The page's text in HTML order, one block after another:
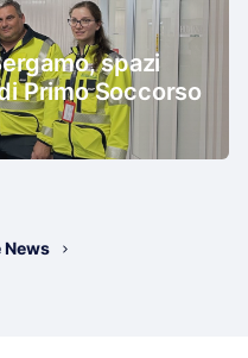
spazi
Primo Soccorso
News